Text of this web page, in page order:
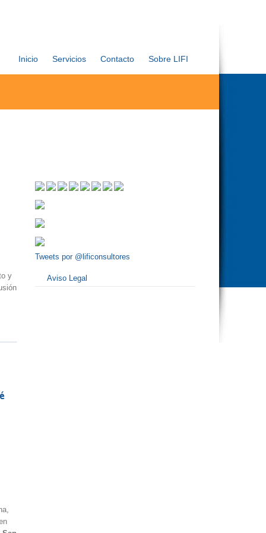
Inicio Servicios Contacto Sobre LIFI
y
Tweets por @lificonsultores
Aviso Legal